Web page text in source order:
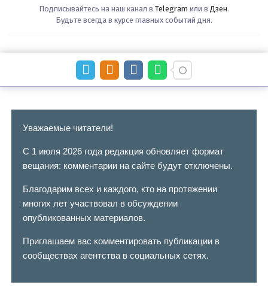
Подписывайтесь на наш канал в Telegram или в Дзен.
Будьте всегда в курсе главных событий дня.
Уважаемые читатели!
С 1 июля 2026 года редакция обновляет формат
вещания: комментарии на сайте будут отключены.
Благодарим всех и каждого, кто на протяжении
многих лет участвовал в обсуждении
опубликованных материалов.
Приглашаем вас комментировать публикации в
сообществах агентства в социальных сетях.